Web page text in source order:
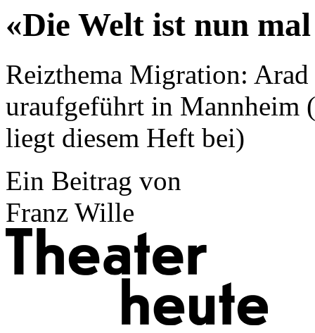
«Die Welt ist nun
Reizthema Migration:
uraufgeführt in Mannheim
liegt diesem Heft bei)
Ein Beitrag von
Franz Wille